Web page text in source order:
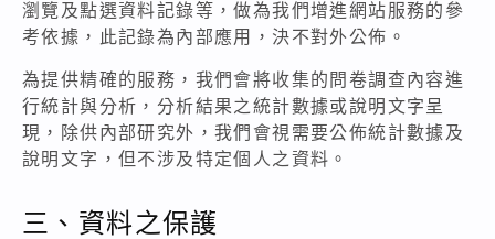
瀏覽及點選資料記錄等，做為我們增進網站服務的參
考依據，此記錄為內部應用，決不對外公佈。
為提供精確的服務，我們會將收集的問卷調查內容進
行統計與分析，分析結果之統計數據或說明文字呈
現，除供內部研究外，我們會視需要公佈統計數據及
說明文字，但不涉及特定個人之資料。
三、資料之保護